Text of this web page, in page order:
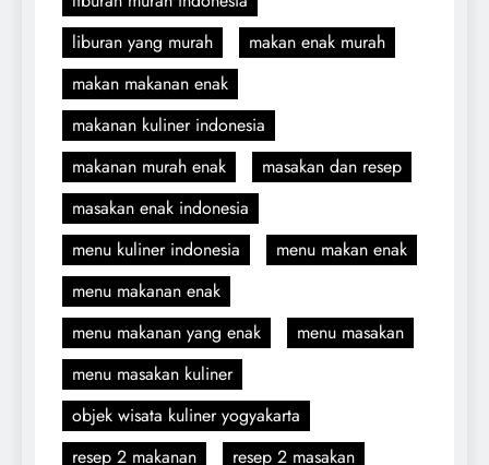
liburan yang murah
makan enak murah
makan makanan enak
makanan kuliner indonesia
makanan murah enak
masakan dan resep
masakan enak indonesia
menu kuliner indonesia
menu makan enak
menu makanan enak
menu makanan yang enak
menu masakan
menu masakan kuliner
objek wisata kuliner yogyakarta
resep 2 makanan
resep 2 masakan